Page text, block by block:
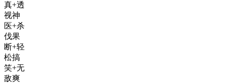
真+透
视神
医+杀
伐果
断+轻
松搞
笑+无
敌爽